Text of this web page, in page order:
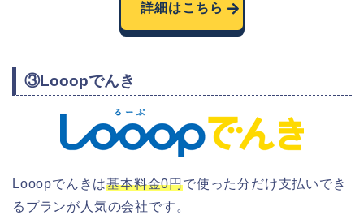
詳細はこちら
③Looopでんき
Looopでんきは基本料金0円で使った分だけ支払いでき
るプランが人気の会社です。